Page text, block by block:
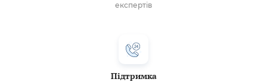
експертів
Підтримка